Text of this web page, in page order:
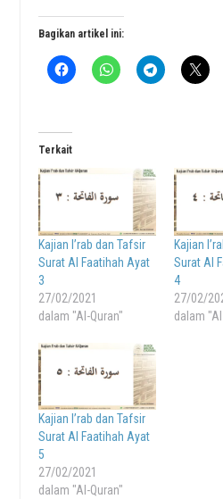
Bagikan artikel ini:
Terkait
Kajian I’rab dan Tafsir
Surat Al Faatihah Ayat
3
27/02/2021
dalam "Al-Quran"
Kajian
Surat Al
4
27/02/
dalam
Kajian I’rab dan Tafsir
Surat Al Faatihah Ayat
5
27/02/2021
dalam "Al-Quran"